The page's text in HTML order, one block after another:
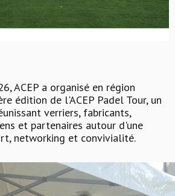
ACEP a organisé en région
édition de l'ACEP Padel Tour, un
verriers, fabricants,
et partenaires autour d'une
networking et convivialité.